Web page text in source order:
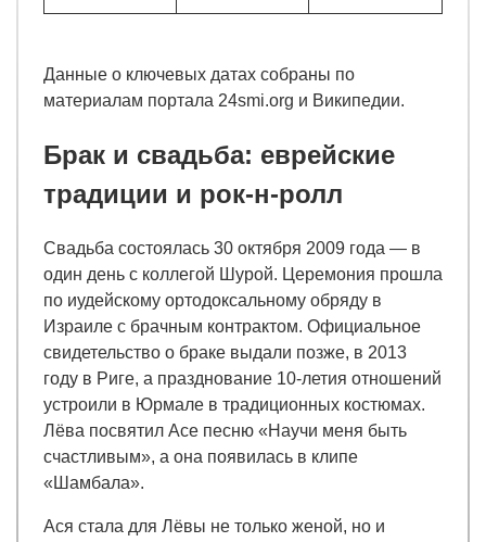
Данные о ключевых датах собраны по
материалам портала 24smi.org и Википедии.
Брак и свадьба: еврейские
традиции и рок-н-ролл
Свадьба состоялась 30 октября 2009 года — в
один день с коллегой Шурой. Церемония прошла
по иудейскому ортодоксальному обряду в
Израиле с брачным контрактом. Официальное
свидетельство о браке выдали позже, в 2013
году в Риге, а празднование 10-летия отношений
устроили в Юрмале в традиционных костюмах.
Лёва посвятил Асе песню «Научи меня быть
счастливым», а она появилась в клипе
«Шамбала».
Ася стала для Лёвы не только женой, но и